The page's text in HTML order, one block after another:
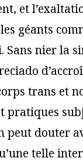
et
géants
Sans nier la
trans et
pratiques
peut douter
telle